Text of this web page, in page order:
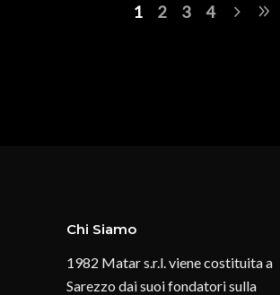
1 2 3 4
Chi Siamo
1982 Matar s.r.l. viene costituita a
Sarezzo dai suoi fondatori sulla